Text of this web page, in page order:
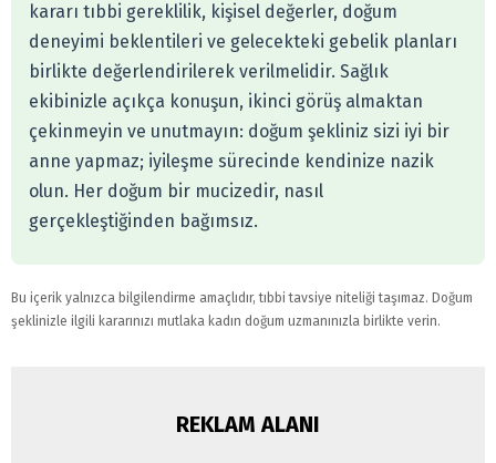
kararı tıbbi gereklilik, kişisel değerler, doğum
deneyimi beklentileri ve gelecekteki gebelik planları
birlikte değerlendirilerek verilmelidir. Sağlık
ekibinizle açıkça konuşun, ikinci görüş almaktan
çekinmeyin ve unutmayın: doğum şekliniz sizi iyi bir
anne yapmaz; iyileşme sürecinde kendinize nazik
olun. Her doğum bir mucizedir, nasıl
gerçekleştiğinden bağımsız.
Bu içerik yalnızca bilgilendirme amaçlıdır, tıbbi tavsiye niteliği taşımaz. Doğum
şeklinizle ilgili kararınızı mutlaka kadın doğum uzmanınızla birlikte verin.
REKLAM ALANI